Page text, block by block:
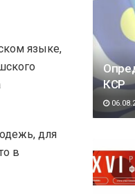
языке,
для
в
КСР